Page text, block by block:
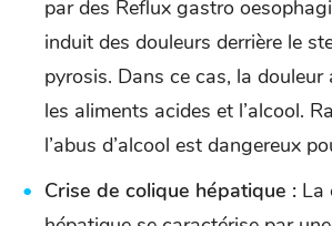
par des Reflux gastro
induit des douleurs derrière le
pyrosis. Dans ce cas, la douleur
les aliments acides et l’alcool.
l’abus d’alcool est dangereux
Crise de colique hépatique : La